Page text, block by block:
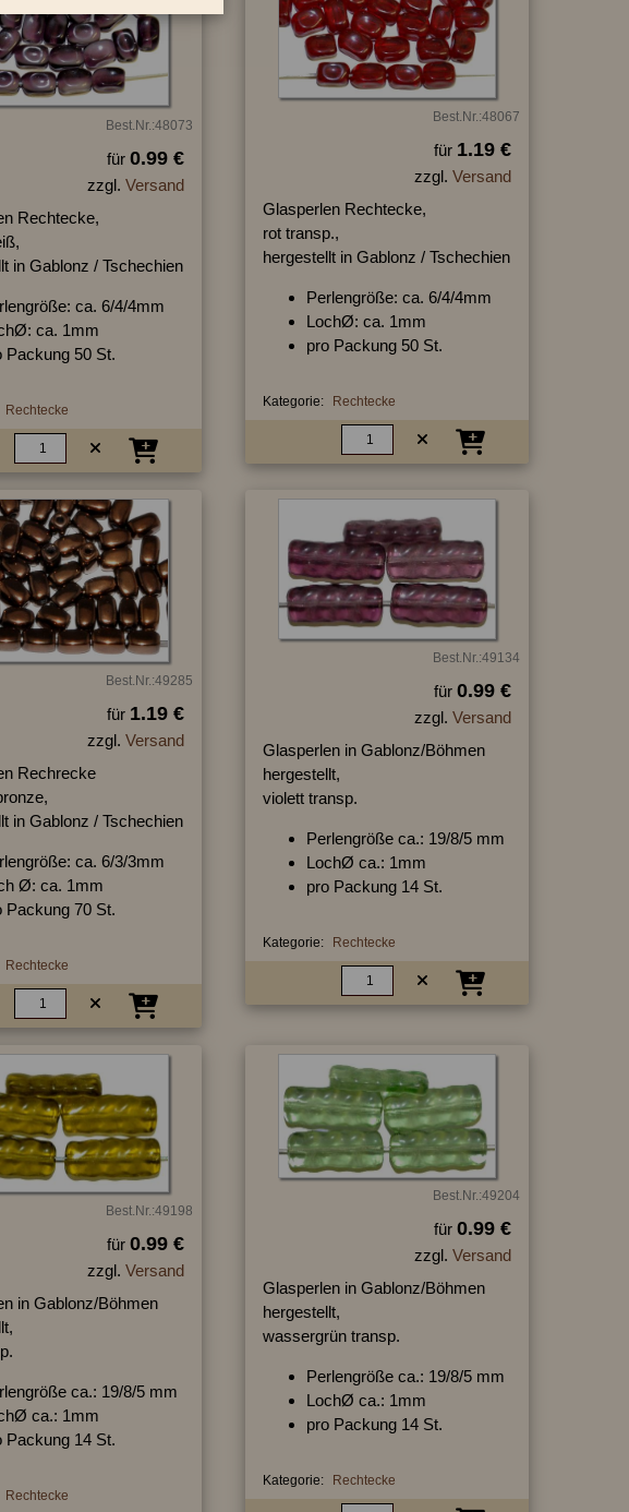
Best.Nr.:48073
für 0.99 €
zzgl. Versand
Rechtecke,
in Gablonz / Tschechien
ca. 6/4/4mm
ca. 1mm
Packung 50 St.
Rechtecke
Best.Nr.:48067
für 1.19 €
zzgl. Versand
Glasperlen Rechtecke,
rot transp.,
hergestellt in Gablonz / Tschechien
Perlengröße: ca. 6/4/4mm
LochØ: ca. 1mm
pro Packung 50 St.
Kategorie: Rechtecke
Best.Nr.:49285
für 1.19 €
zzgl. Versand
Rechrecke
in Gablonz / Tschechien
ca. 6/3/3mm
Ø: ca. 1mm
Packung 70 St.
Rechtecke
Best.Nr.:49134
für 0.99 €
zzgl. Versand
Glasperlen in Gablonz/Böhmen
hergestellt,
violett transp.
Perlengröße ca.: 19/8/5 mm
LochØ ca.: 1mm
pro Packung 14 St.
Kategorie: Rechtecke
Best.Nr.:49198
für 0.99 €
zzgl. Versand
in Gablonz/Böhmen
ca.: 19/8/5 mm
ca.: 1mm
Packung 14 St.
Rechtecke
Best.Nr.:49204
für 0.99 €
zzgl. Versand
Glasperlen in Gablonz/Böhmen
hergestellt,
wassergrün transp.
Perlengröße ca.: 19/8/5 mm
LochØ ca.: 1mm
pro Packung 14 St.
Kategorie: Rechtecke